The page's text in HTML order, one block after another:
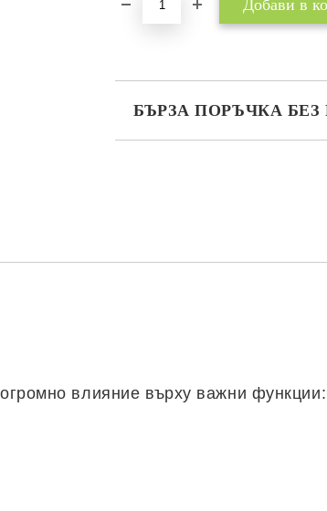
БЪРЗА ПОРЪЧКА БЕЗ
влияние върху важни функции: